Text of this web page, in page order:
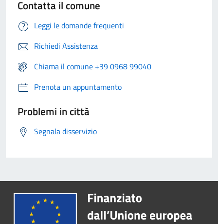
Contatta il comune
Leggi le domande frequenti
Richiedi Assistenza
Chiama il comune +39 0968 99040
Prenota un appuntamento
Problemi in città
Segnala disservizio